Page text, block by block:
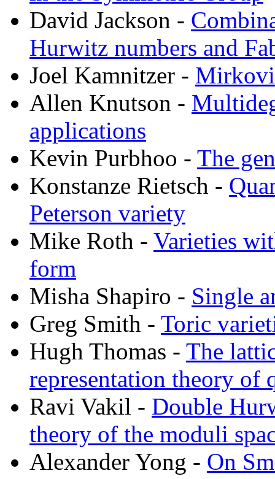
David Jackson -
Hurwitz numbers and
Joel Kamnitzer -
Allen Knutson -
applications
Kevin Purbhoo - The
Konstanze Rietsch -
Peterson variety
Mike Roth - Varieties
form
Misha Shapiro - Single
Greg Smith - Toric
Hugh Thomas - The
representation theory of
Ravi Vakil - Double
theory of the moduli
Alexander Yong - On